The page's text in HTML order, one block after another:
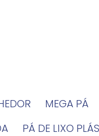
MEGA PÁ
PÁ DE LIXO